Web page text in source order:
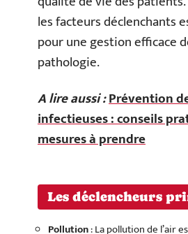
les facteurs déclenchants
pour une gestion efficace
pathologie.
A lire aussi :Prévention
infectieuses : conseils
mesures à prendre
Les déclencheurs
Pollution: La pollution de l’air